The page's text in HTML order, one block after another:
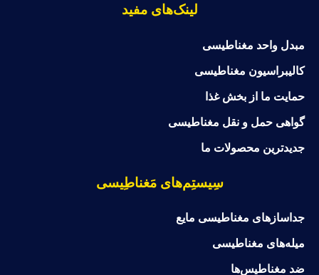
لینک‌های مفید
مبدل واحد مغناطیسی
کالیبراسیون مغناطیسی
حمایت ما از بخش غذا
گواهی حمل و نقل مغناطیسی
جدیدترین محصولات ما
سِیستِم‌های مَغناطِیسی
جداسازهای مغناطیسی مایع
میله‌های مغناطیسی
ضد مغناطیس‌ها